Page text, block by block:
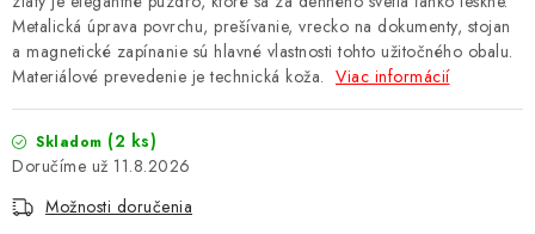
BATÉRIE VARTA
MULTIMÉDIÁ
KAMERY
Metalická úprava povrchu, prešívanie, vrecko na dokumenty, stojan
a magnetické zapínanie sú hlavné vlastnosti tohto užitočného obalu.
Materiálové prevedenie je technická koža. Viac informácií
Skladom (2 ks)
11.8.2026
Možnosti doručenia